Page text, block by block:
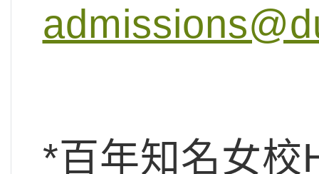
*百年知名女校